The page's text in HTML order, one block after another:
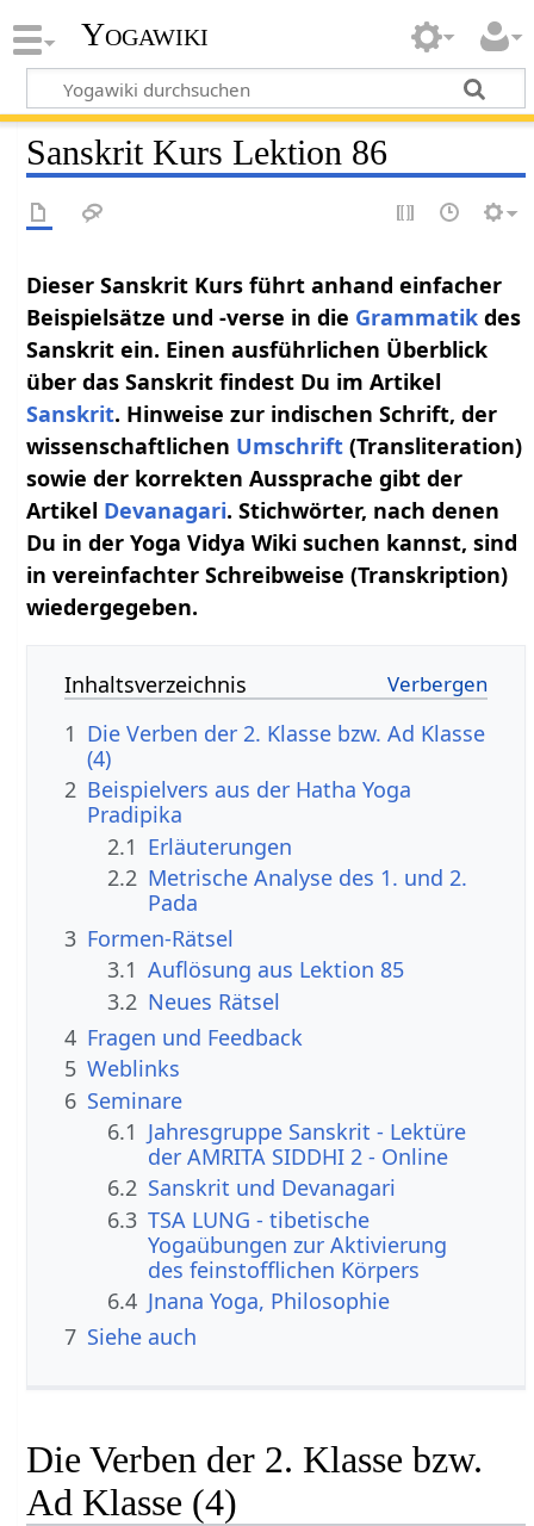
Yogawiki
Sanskrit Kurs Lektion 86
Dieser Sanskrit Kurs führt anhand einfacher
Beispielsätze und -verse in die Grammatik des
Sanskrit ein. Einen ausführlichen Überblick
über das Sanskrit findest Du im Artikel
Sanskrit. Hinweise zur indischen Schrift, der
wissenschaftlichen Umschrift (Transliteration)
sowie der korrekten Aussprache gibt der
Artikel Devanagari. Stichwörter, nach denen
Du in der Yoga Vidya Wiki suchen kannst, sind
in vereinfachter Schreibweise (Transkription)
wiedergegeben.
Inhaltsverzeichnis
1 Die Verben der 2. Klasse bzw. Ad Klasse
(4)
2 Beispielvers aus der Hatha Yoga
Pradipika
2.1 Erläuterungen
2.2 Metrische Analyse des 1. und 2.
Pada
3 Formen-Rätsel
3.1 Auflösung aus Lektion 85
3.2 Neues Rätsel
4 Fragen und Feedback
5 Weblinks
6 Seminare
6.1 Jahresgruppe Sanskrit - Lektüre
der AMRITA SIDDHI 2 - Online
6.2 Sanskrit und Devanagari
6.3 TSA LUNG - tibetische
Yogaübungen zur Aktivierung
des feinstofflichen Körpers
6.4 Jnana Yoga, Philosophie
7 Siehe auch
Die Verben der 2. Klasse bzw.
Ad Klasse (4)